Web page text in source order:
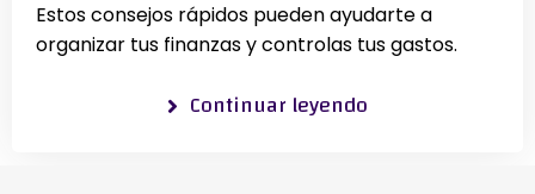
Estos consejos rápidos pueden ayudarte a
organizar tus finanzas y controlas tus gastos.
Continuar leyendo